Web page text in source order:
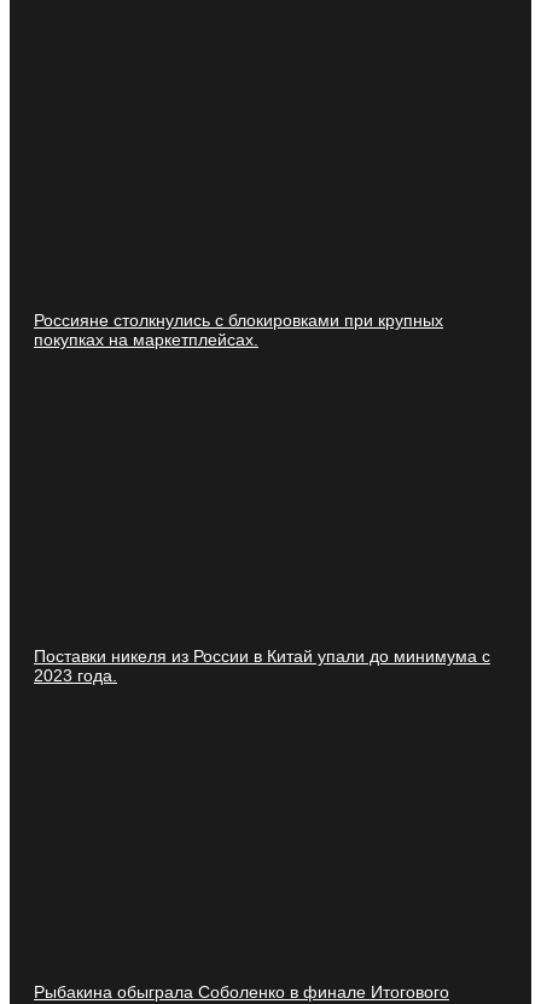
Россияне столкнулись с блокировками при крупных
покупках на маркетплейсах.
Поставки никеля из России в Китай упали до минимума с
2023 года.
Рыбакина обыграла Соболенко в финале Итогового